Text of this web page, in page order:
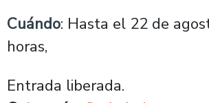
Cuándo: Hasta el 22 de
horas,
Entrada liberada.